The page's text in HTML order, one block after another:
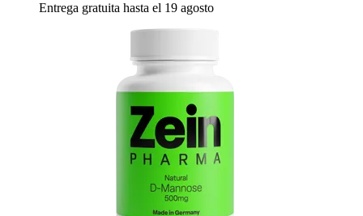
Entrega gratuita hasta el 19 agosto